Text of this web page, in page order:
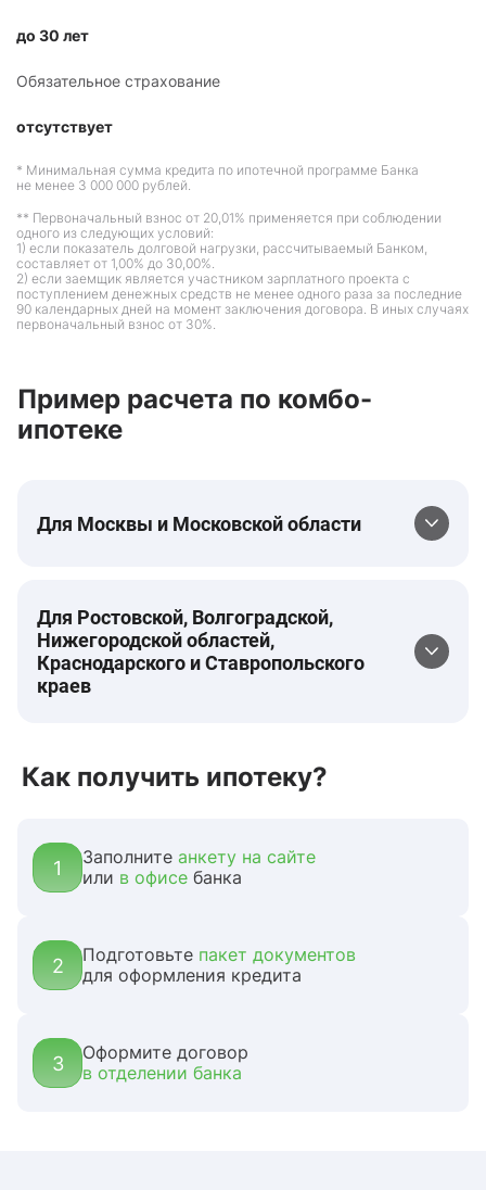
до 30 лет
Обязательное страхование
отсутствует
* Минимальная сумма кредита по ипотечной программе Банка
не менее 3 000 000 рублей.
** Первоначальный взнос от 20,01% применяется при соблюдении
одного из следующих условий:
1) если показатель долговой нагрузки, рассчитываемый Банком,
составляет от 1,00% до 30,00%.
2) если заемщик является участником зарплатного проекта с
поступлением денежных средств не менее одного раза за последние
90 календарных дней на момент заключения договора. В иных случаях
первоначальный взнос от 30%.
Пример расчета по комбо-
ипотеке
Для Москвы и Московской области
Для Ростовской, Волгоградской,
Нижегородской областей,
Краснодарского и Ставропольского
краев
Как получить ипотеку?
1 Заполните анкету на сайте
или в офисе банка
2 Подготовьте пакет документов
для оформления кредита
3
Оформите договор
в отделении банка